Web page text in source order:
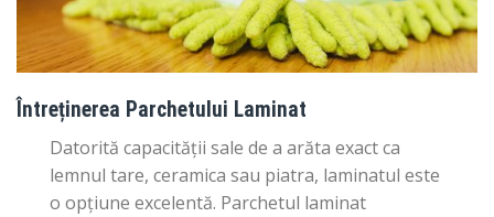
Întreținerea Parchetului Laminat
Datorită capacității sale de a arăta exact ca
lemnul tare, ceramica sau piatra, laminatul este
o opțiune excelentă. Parchetul laminat